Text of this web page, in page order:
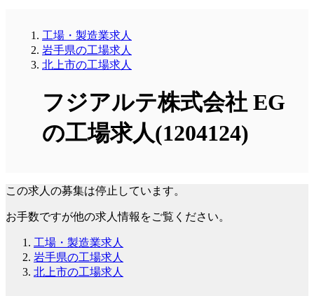
工場・製造業求人
岩手県の工場求人
北上市の工場求人
フジアルテ株式会社 EG
の工場求人(1204124)
この求人の募集は停止しています。
お手数ですが他の求人情報をご覧ください。
工場・製造業求人
岩手県の工場求人
北上市の工場求人